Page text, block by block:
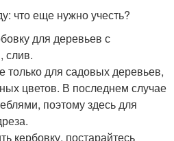
что еще нужно учесть?
для деревьев с
слив.
только для садовых деревьев,
цветов. В последнем случае
поэтому здесь для
кербовку, постарайтесь